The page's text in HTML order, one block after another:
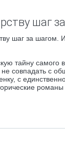
шаг
шаг за шагом.
тайну
совпадать с
с